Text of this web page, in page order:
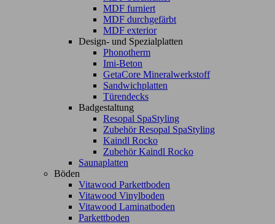
MDF furniert
MDF durchgefärbt
MDF exterior
Design- und Spezialplatten
Phonotherm
Imi-Beton
GetaCore Mineralwerkstoff
Sandwichplatten
Türendecks
Badgestaltung
Resopal SpaStyling
Zubehör Resopal SpaStyling
Kaindl Rocko
Zubehör Kaindl Rocko
Saunaplatten
Böden
Vitawood Parkettboden
Vitawood Vinylboden
Vitawood Laminatboden
Parkettboden